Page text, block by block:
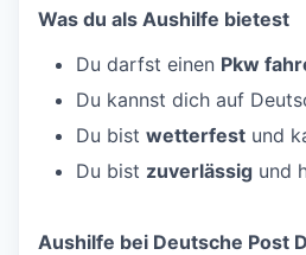
Was du als Aushilfe bietest
Du darfst einen Pkw
Du kannst dich auf
Du bist wetterfest und
Du bist zuverlässig und
Aushilfe bei Deutsche Post